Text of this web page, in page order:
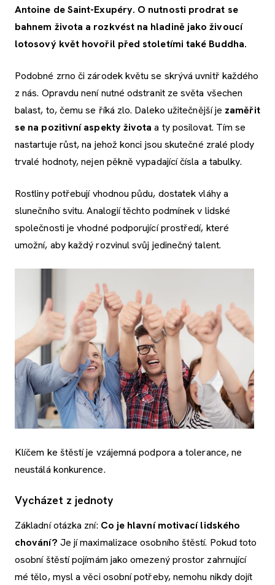
Antoine de Saint-Exupéry. O nutnosti prodrat se
bahnem života a rozkvést na hladině jako živoucí
lotosový květ hovořil před stoletími také Buddha.
Podobné zrno či zárodek květu se skrývá uvnitř každého
z nás. Opravdu není nutné odstranit ze světa všechen
balast, to, čemu se říká zlo. Daleko užitečnější je zaměřit
se na pozitivní aspekty života a ty posilovat. Tím se
nastartuje růst, na jehož konci jsou skutečné zralé plody
trvalé hodnoty, nejen pěkně vypadající čísla a tabulky.
Rostliny potřebují vhodnou půdu, dostatek vláhy a
slunečního svitu. Analogií těchto podmínek v lidské
společnosti je vhodné podporující prostředí, které
umožní, aby každý rozvinul svůj jedinečný talent.
Klíčem ke štěstí je vzájemná podpora a tolerance, ne
neustálá konkurence.
Vycházet z jednoty
Základní otázka zní: Co je hlavní motivací lidského
chování? Je jí maximalizace osobního štěstí. Pokud toto
osobní štěstí pojímám jako omezený prostor zahrnující
mé tělo, mysl a věci osobní potřeby, nemohu nikdy dojít